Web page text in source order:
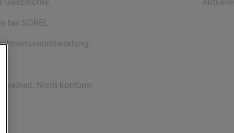
bei SOREL
Nicht konform